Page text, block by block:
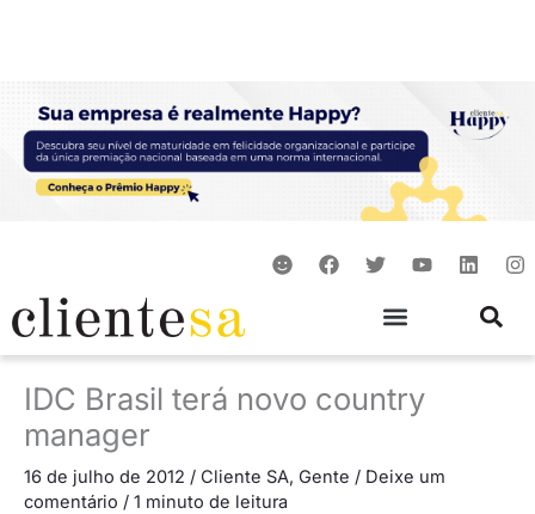
S
m
F
a
o
k
T
w
e
Y
o
b
L
i
d
I
n
g
IDC Brasil terá novo country
manager
16 de julho de 2012 / Cliente SA, Gente / Deixe um
comentário / 1 minuto de leitura